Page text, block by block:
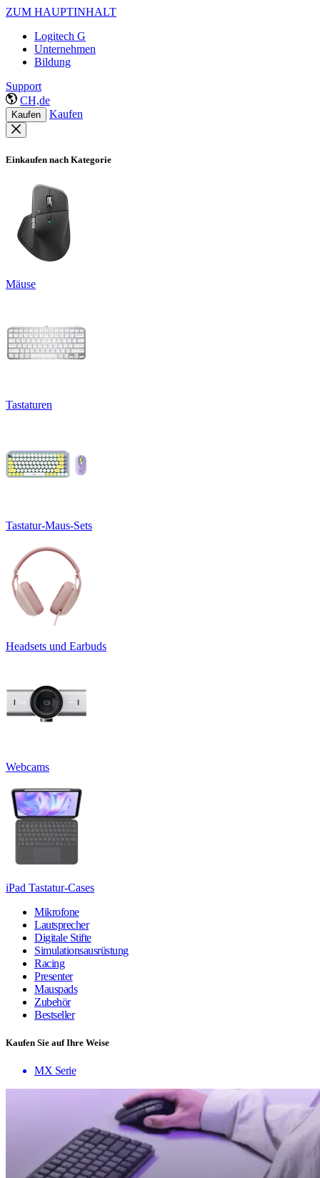
ZUM HAUPTINHALT
Logitech G
Unternehmen
Bildung
Support
CH,de
Kaufen Kaufen
Einkaufen nach Kategorie
Mäuse
Tastaturen
Tastatur-Maus-Sets
Headsets und Earbuds
Webcams
iPad Tastatur-Cases
Mikrofone
Lautsprecher
Digitale Stifte
Simulationsausrüstung
Racing
Presenter
Mauspads
Zubehör
Bestseller
Kaufen Sie auf Ihre Weise
MX Serie